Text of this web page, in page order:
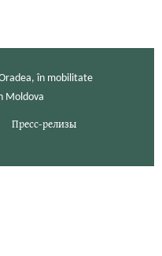
în mobilitate
Moldova
Пресс-релизы